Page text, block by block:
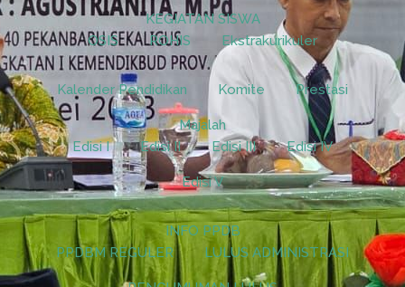
KEGIATAN SISWA
OSIS
ROHIS Ekstrakurikuler
Kalender Pendidikan Komite Prestasi
Majalah
Edisi I
Edisi II Edisi III Edisi IV
Edisi V
INFO PPDB
PPDBM REGULER
LULUS ADMINISTRASI